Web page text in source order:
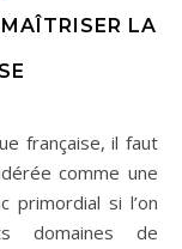
LA
comme une
primordial si l’on
domaines de